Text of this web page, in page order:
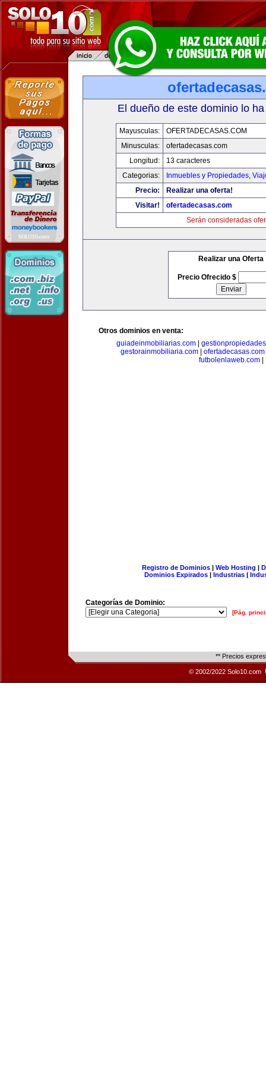
El dueño de este dominio lo
Mayusculas:
OFERTADECASAS.COM
Minusculas:
ofertadecasas.com
Longitud:
13 caracteres
Categorias:
Inmuebles y Propiedades,
Precio:
Realizar una oferta!
Visitar!
ofertadecasas.com
Serán consideradas
Realizar una Oferta
Precio Ofrecido $
Otros dominios en venta:
guiadeinmobiliarias.com|
gestorainmobiliaria.com| ofertadecasas.com
futbolenlaweb.com|
Registro de Dominios| Web Hosting |
Dominios Expirados | Industrias |
Categorías de Dominio:
[Pág.
** Precios
© 2002/2022 Solo10.com